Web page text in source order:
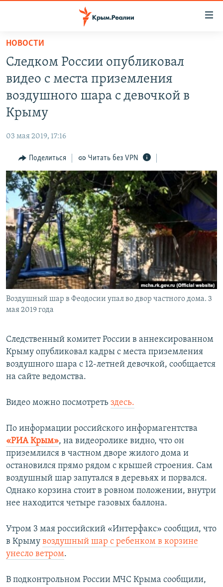
Вернуться
основному
содержанию
главной
Вернутся
поиску
СПЕЦПРОЕКТЫ
ИСТОРИЯ
ИНФОГРАФИКА
ТЕЛЕПРОЕКТ КРЫМ.РЕАЛИИ
СОВЕТЫ ПРАВОЗАЩИТНИКОВ
ПРОПАВШИЕ БЕЗ ВЕСТИ
ПОБЕДИТЕЛЕЙ НЕ СУДЯТ?
КРЫМ.НЕПОКОРЕННЫЙ
ELIFBE
УКРАИНСКАЯ ПРОБЛЕМА КРЫМА
РАДІО СВОБОДА
КАК ОБОЙТИ БЛОКИРОВКУ
Українською
Qırımtatar
ПРИСОЕДИНЯЙТЕСЬ!
Все сайты RFE/RL
НОВОСТИ
Следком России опубликовал
видео с места приземления
воздушного шара с девочкой в
Крыму
03 мая 2019, 17:16
Поделиться Читать без VPN
Воздушный шар в Феодосии упал во двор частного дома. 3
мая 2019 года
Следственный комитет России в аннексированном
Крыму опубликовал кадры с места приземления
воздушного шара с 12-летней девочкой, сообщается
на сайте ведомства.
Видео можно посмотреть здесь.
По информации российского информагентства
«РИА Крым», на видеоролике видно, что он
приземлился в частном дворе жилого дома и
остановился прямо рядом с крышей строения. Сам
воздушный шар запутался в деревьях и порвался.
Однако корзина стоит в ровном положении, внутри
нее находится четыре газовых баллона.
Утром 3 мая российский «Интерфакс» сообщил, что
в Крыму воздушный шар с ребенком в корзине
унесло ветром.
В подконтрольном России МЧС Крыма сообщили,